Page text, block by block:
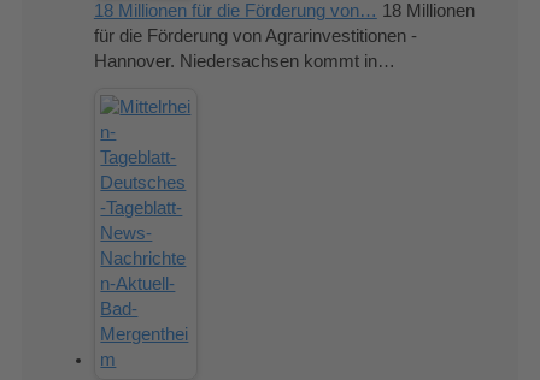
18 Millionen für die Förderung von… 18 Millionen
für die Förderung von Agrarinvestitionen -
Hannover. Niedersachsen kommt in…